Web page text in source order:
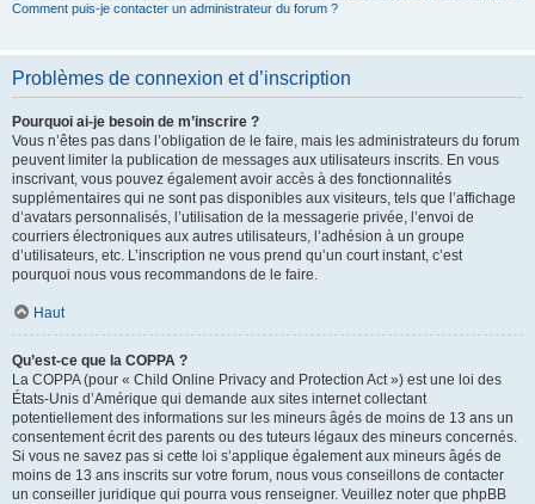
Comment puis-je contacter un administrateur du forum ?
Problèmes de connexion et d’inscription
Pourquoi ai-je besoin de m’inscrire ?
Vous n’êtes pas dans l’obligation de le faire, mais les administrateurs du forum
peuvent limiter la publication de messages aux utilisateurs inscrits. En vous
inscrivant, vous pouvez également avoir accès à des fonctionnalités
supplémentaires qui ne sont pas disponibles aux visiteurs, tels que l’affichage
d’avatars personnalisés, l’utilisation de la messagerie privée, l’envoi de
courriers électroniques aux autres utilisateurs, l’adhésion à un groupe
d’utilisateurs, etc. L’inscription ne vous prend qu’un court instant, c’est
pourquoi nous vous recommandons de le faire.
Haut
Qu’est-ce que la COPPA ?
La COPPA (pour « Child Online Privacy and Protection Act ») est une loi des
États-Unis d’Amérique qui demande aux sites internet collectant
potentiellement des informations sur les mineurs âgés de moins de 13 ans un
consentement écrit des parents ou des tuteurs légaux des mineurs concernés.
Si vous ne savez pas si cette loi s’applique également aux mineurs âgés de
moins de 13 ans inscrits sur votre forum, nous vous conseillons de contacter
un conseiller juridique qui pourra vous renseigner. Veuillez noter que phpBB